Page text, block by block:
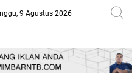
9 Agustus 2026